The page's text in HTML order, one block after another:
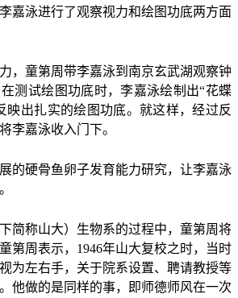
嘉泳进行了观察视力和绘图功底两方面
，童第周带李嘉泳到南京玄武湖观察钟
测试绘图功底时，李嘉泳绘制出“花蝶
映出扎实的绘图功底。就这样，经过反
李嘉泳收入门下。
的硬骨鱼卵子发育能力研究，让李嘉泳
简称山大）生物系的过程中，童第周将
第周表示，1946年山大复校之时，当时
为左右手，关于院系设置、聘请教授等
他做的是同样的事，即师德师风在一次